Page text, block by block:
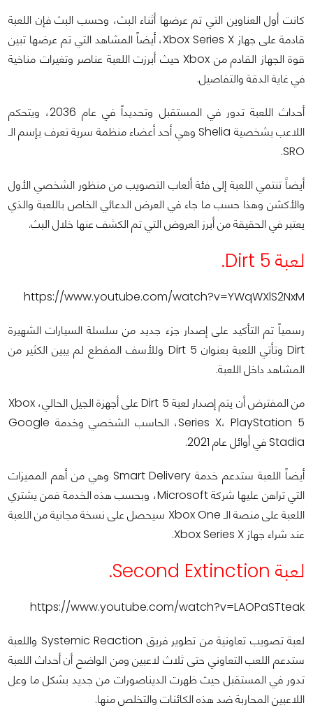
كانت أول العناوين التي تم عرضها أثناء البث، وحسب البث فإن اللعبة
قادمة على جهاز Xbox Series X، أيضاً المشاهد التي تم عرضها تبين
قوة الجهاز القادم من Xbox حيث أبرزت اللعبة عناصر وتغيرات مناخية
في غاية الدقة والتفاصيل.
أحداث اللعبة تدور في المستقبل وتحديداً في عام 2036، ويتحكم
اللاعب بشخصية Shelia وهي أحد أعضاء منظمة سرية تعرف بإسم الـ
SRO.
أيضاً تنتمي اللعبة إلى فئة ألعاب التصويب من منظور الشخصي الأول
والأكشن وهذا حسب ما جاء في العرض الدعائي الخاص باللعبة والذي
يعتبر في الحقيقة من أبرز العروض التي تم الكشف عنها خلال البث.
لعبة Dirt 5.
https://www.youtube.com/watch?v=YWqWXlS2NxM
رسمياً تم التأكيد على إصدار جزء جديد من سلسلة السيارات الشهيرة
Dirt وتأتي اللعبة بعنوان Dirt 5 وللأسف المقطع لم يبين الكثير من
المشاهد داخل اللعبة.
من المفترض أن يتم إصدار لعبة Dirt 5 على أجهزة الجيل الحالي، Xbox
Series X، PlayStation 5، الحاسب الشخصي وخدمة Google
Stadia في أوائل عام 2021.
أيضاً اللعبة ستدعم خدمة Smart Delivery وهي من أهم المميزات
التي تراهن عليها شركة Microsoft، وبحسب هذه الخدمة فمن يشتري
اللعبة على منصة الـ Xbox One سيحصل على نسخة مجانية من اللعبة
عند شراء جهاز Xbox Series X.
لعبة Second Extinction.
https://www.youtube.com/watch?v=LAOPaSTteak
لعبة تصويب تعاونية من تطوير فريق Systemic Reaction واللعبة
ستدعم اللعب التعاوني حتى ثلاث لاعبين ومن الواضح أن أحداث اللعبة
تدور في المستقبل حيث ظهرت الديناصورات من جديد بشكل ما وعل
اللاعبين المحاربة ضد هذه الكائنات والتخلص منها.